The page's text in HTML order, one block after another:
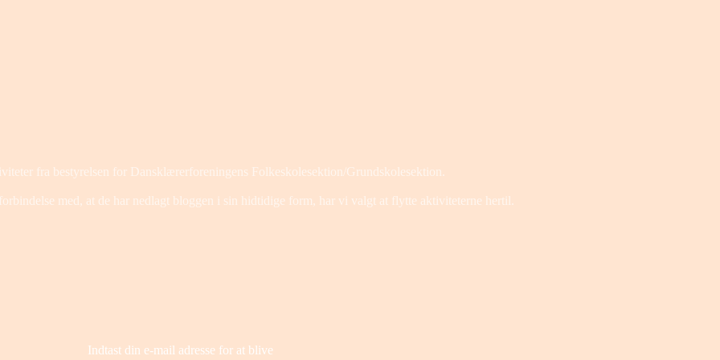
fra bestyrelsen for Dansklærerforeningens Folkeskolesektion/Grundskolesektion.
med, at de har nedlagt bloggen i sin hidtidige form, har vi valgt at flytte aktiviteterne hertil.
Indtast din e-mail adresse for at blive